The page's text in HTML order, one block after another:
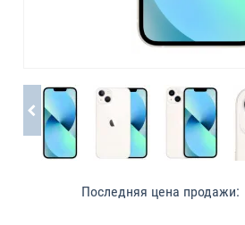
Последняя цена продажи: